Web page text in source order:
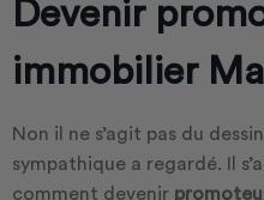
Devenir
immobilier
Non il ne s’agit pas du
sympathique a regardé. Il
comment devenir